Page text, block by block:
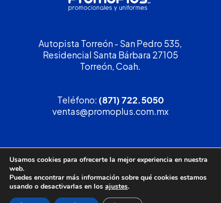
Autopista Torreón - San Pedro 535,
Residencial Santa Bárbara 27105
Torreón, Coah.
Teléfono: (871) 722.5050
ventas@promoplus.com.mx
¡Solicita tucotización!
(800) 90 PROMO
Usamos cookies para ofrecerte la mejor experiencia en nuestra
web.
Puedes encontrar más información sobre qué cookies estamos
usando o desactivarlas en los ajustes.